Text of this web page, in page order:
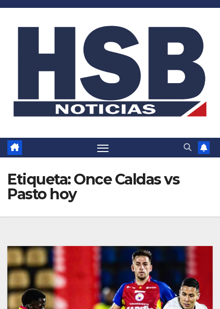
Saltar
Etiqueta:Once Caldas vs
Pasto hoy